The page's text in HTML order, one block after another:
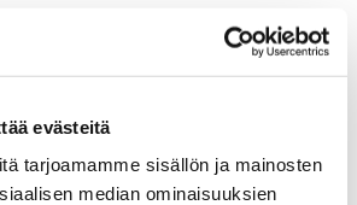
evästeitä
tarjoamamme sisällön ja mainosten
median ominaisuuksien
PREP platform?